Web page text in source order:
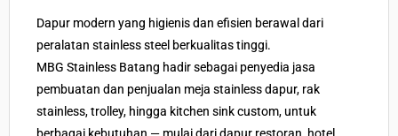
Dapur modern yang higienis dan efisien berawal dari
peralatan stainless steel berkualitas tinggi.
MBG Stainless Batang hadir sebagai penyedia jasa
pembuatan dan penjualan meja stainless dapur, rak
stainless, trolley, hingga kitchen sink custom, untuk